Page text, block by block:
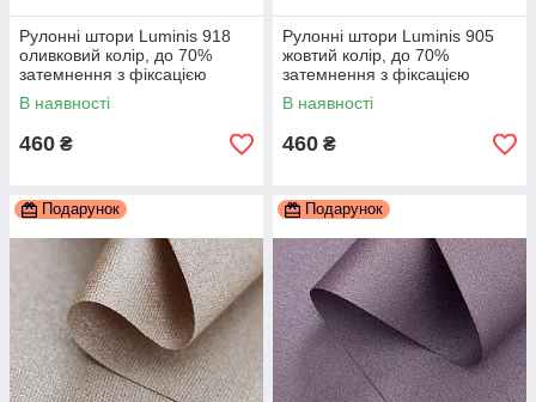
Рулонні штори Luminis 918
оливковий колір, до 70%
затемнення з фіксацією
В наявності
460 ₴
Рулонні штори Luminis 905
жовтий колір, до 70%
затемнення з фіксацією
В наявності
460 ₴
Подарунок Подарунок